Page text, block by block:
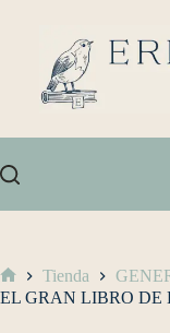
Tienda
EL GRAN LIBRO DE